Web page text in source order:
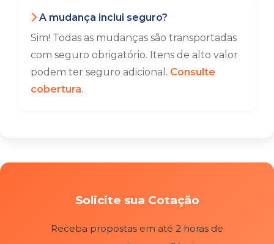
A mudança inclui seguro?
Sim! Todas as mudanças são transportadas
com seguro obrigatório. Itens de alto valor
podem ter seguro adicional. Consulte
cobertura.
Solicite sua Cotação
Receba propostas em até 2 horas de